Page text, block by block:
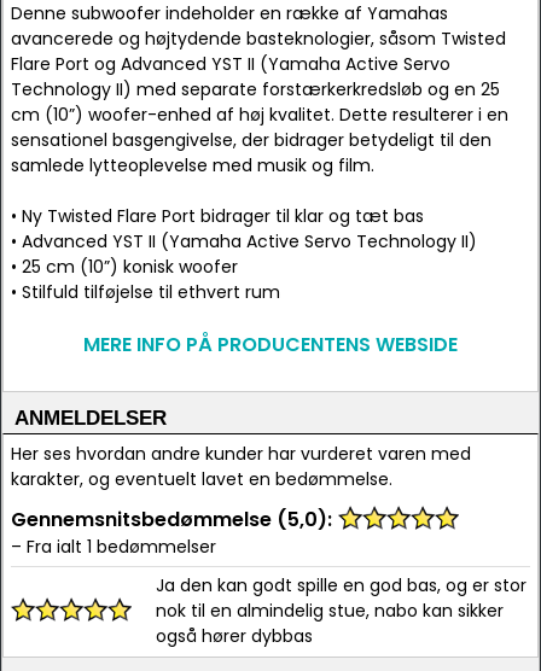
Denne subwoofer indeholder en række af Yamahas
avancerede og højtydende basteknologier, såsom Twisted
Flare Port og Advanced YST II (Yamaha Active Servo
Technology II) med separate forstærkerkredsløb og en 25
cm (10”) woofer-enhed af høj kvalitet. Dette resulterer i en
sensationel basgengivelse, der bidrager betydeligt til den
samlede lytteoplevelse med musik og film.
• Ny Twisted Flare Port bidrager til klar og tæt bas
• Advanced YST II (Yamaha Active Servo Technology II)
• 25 cm (10”) konisk woofer
• Stilfuld tilføjelse til ethvert rum
MERE INFO PÅ PRODUCENTENS WEBSIDE
ANMELDELSER
Her ses hvordan andre kunder har vurderet varen med
karakter, og eventuelt lavet en bedømmelse.
Gennemsnitsbedømmelse (5,0):
– Fra ialt 1 bedømmelser
Ja den kan godt spille en god bas, og er stor
nok til en almindelig stue, nabo kan sikker
også hører dybbas